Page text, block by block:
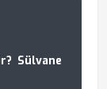
Sülvane